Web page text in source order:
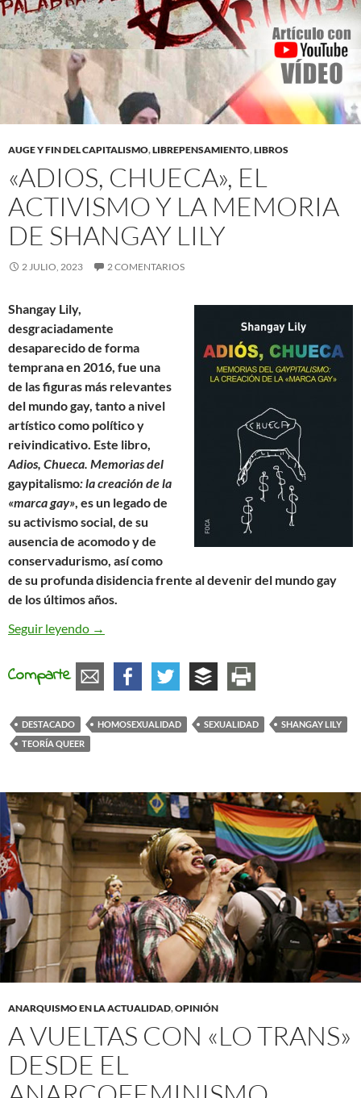
AUGE Y FIN DEL CAPITALISMO,LIBREPENSAMIENTO,LIBROS
«ADIOS, CHUECA», EL
ACTIVISMO Y LA MEMORIA
DE SHANGAY LILY
2 JULIO, 2023 2 COMENTARIOS
Shangay Lily,
desgraciadamente
desaparecido de forma
temprana en 2016, fue una
de las figuras más relevantes
del mundo gay, tanto a nivel
artístico como político y
reivindicativo. Este libro,
Adios, Chueca. Memorias del
gaypitalismo: la creación de la
«marca gay», es un legado de
su activismo social, de su
ausencia de acomodo y de
conservadurismo, así como
de su profunda disidencia frente al devenir del mundo gay
de los últimos años.
Seguir leyendo «Adios, Chueca», el activismo y la memoria de
→
Comparte
DESTACADO HOMOSEXUALIDAD SEXUALIDAD
SHANGAY LILY
TEORÍA QUEER
ANARQUISMO EN LA ACTUALIDAD,OPINIÓN
A VUELTAS CON «LO TRANS»
DESDE EL